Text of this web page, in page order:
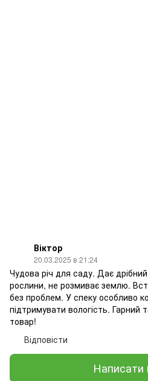
Віктор
20.03.2025 в 21:24
Чудова річ для саду. Дає
рослини, не розмиває землю.
без проблем. У спеку особливо
підтримувати вологість. Гарний
товар!
Відповісти
Написати